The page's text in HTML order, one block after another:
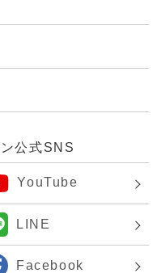
公式SNS
YouTube
LINE
Facebook